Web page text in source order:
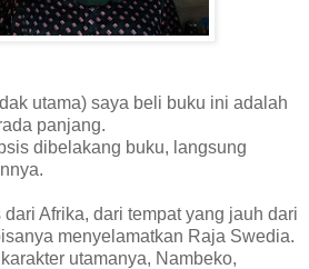
utama) saya beli buku ini adalah
panjang.
dibelakang buku, langsung
Afrika, dari tempat yang jauh dari
menyelamatkan Raja Swedia.
utamanya, Nambeko,